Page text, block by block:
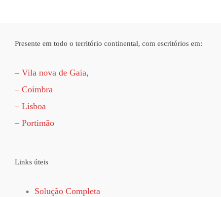
Presente em todo o território continental, com escritórios em:
– Vila nova de Gaia,
– Coimbra
– Lisboa
– Portimão
Links úteis
Solução Completa